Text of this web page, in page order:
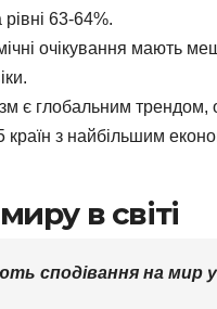
63-64%.
очікування мають
є глобальним трендом,
країн з найбільшим
в світі
сподівання на мир у